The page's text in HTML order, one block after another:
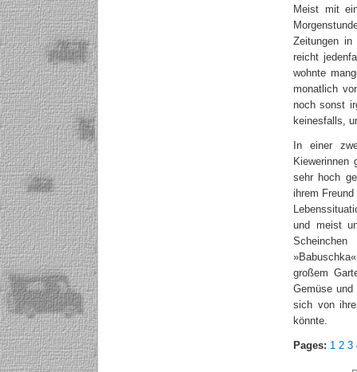
Meist mit
Zeitungen
reicht
wohnte
monatlich
noch sonst
keinesfalls,
In einer
Kiewerinnen
sehr hoch
ihrem
und meist
großem
Gemüse
sich von
könnte.
Pages: 1 2 3